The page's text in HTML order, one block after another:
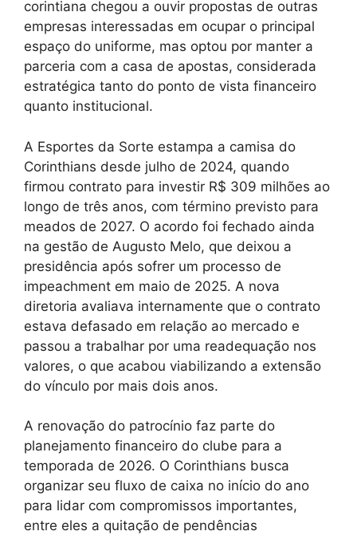
corintiana chegou a ouvir propostas de outras
empresas interessadas em ocupar o principal
espaço do uniforme, mas optou por manter a
parceria com a casa de apostas, considerada
estratégica tanto do ponto de vista financeiro
quanto institucional.
A Esportes da Sorte estampa a camisa do
Corinthians desde julho de 2024, quando
firmou contrato para investir R$ 309 milhões ao
longo de três anos, com término previsto para
meados de 2027. O acordo foi fechado ainda
na gestão de Augusto Melo, que deixou a
presidência após sofrer um processo de
impeachment em maio de 2025. A nova
diretoria avaliava internamente que o contrato
estava defasado em relação ao mercado e
passou a trabalhar por uma readequação nos
valores, o que acabou viabilizando a extensão
do vínculo por mais dois anos.
A renovação do patrocínio faz parte do
planejamento financeiro do clube para a
temporada de 2026. O Corinthians busca
organizar seu fluxo de caixa no início do ano
para lidar com compromissos importantes,
entre eles a quitação de pendências